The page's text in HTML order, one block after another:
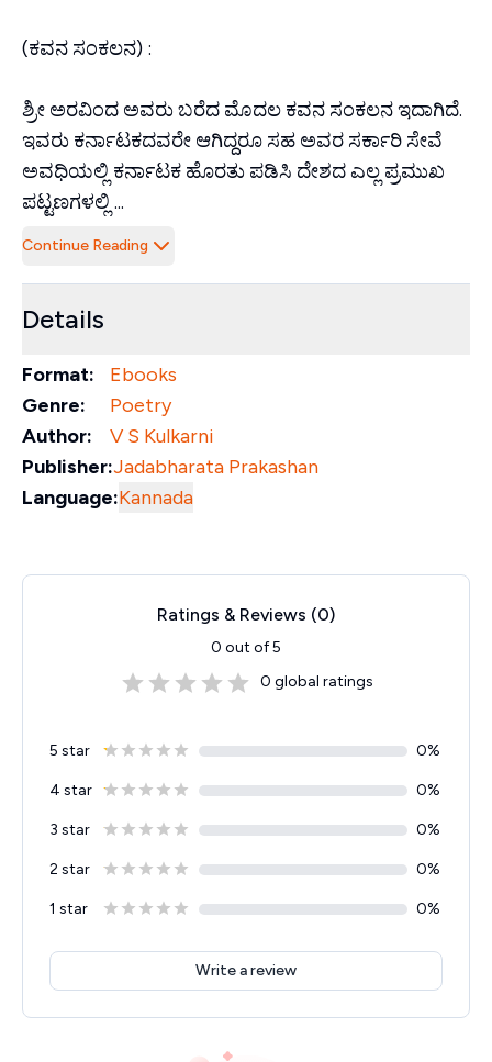
(ಕವನ ಸಂಕಲನ) :
ಶ್ರೀ ಅರವಿಂದ ಅವರು ಬರೆದ ಮೊದಲ ಕವನ ಸಂಕಲನ ಇದಾಗಿದೆ.
ಇವರು ಕರ್ನಾಟಕದವರೇ ಆಗಿದ್ದರೂ ಸಹ ಅವರ ಸರ್ಕಾರಿ ಸೇವೆ
ಅವಧಿಯಲ್ಲಿ ಕರ್ನಾಟಕ ಹೊರತು ಪಡಿಸಿ ದೇಶದ ಎಲ್ಲ ಪ್ರಮುಖ
ಪಟ್ಟಣಗಳಲ್ಲಿ ...
Continue Reading
Details
Format:
Ebooks
Genre:
Poetry
Author:
V S Kulkarni
Publisher:Jadabharata Prakashan
Language:Kannada
Ratings & Reviews (0)
0 out of 5
0 global ratings
5 star 0%
4 star 0%
3 star 0%
2 star 0%
1 star 0%
Write a review